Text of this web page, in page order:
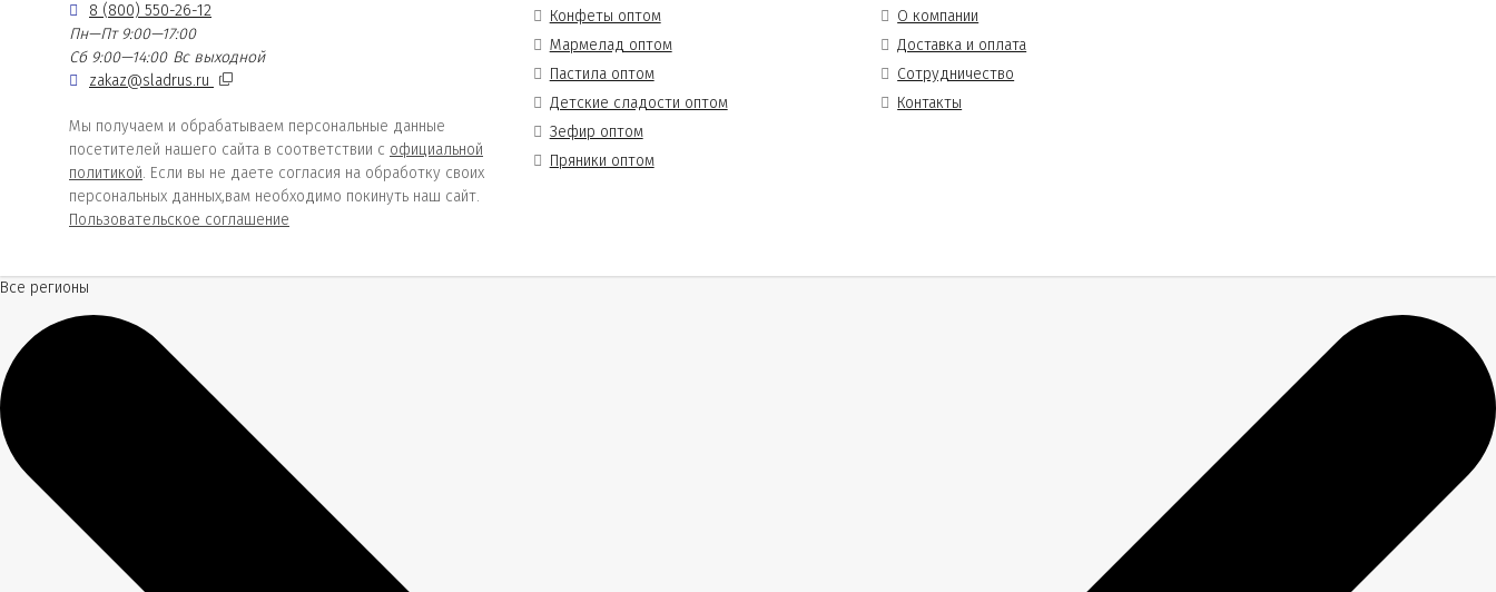
8 (800) 550-26-12
Пн—Пт 9:00—17:00
Сб 9:00—14:00 Вс выходной
zakaz@sladrus.ru
Мы получаем и обрабатываем персональные данные
посетителей нашего сайта в соответствии с официальной
политикой. Если вы не даете согласия на обработку своих
персональных данных,вам необходимо покинуть наш сайт.
Пользовательское соглашение
Конфеты оптом
Мармелад оптом
Пастила оптом
Детские сладости оптом
Зефир оптом
Пряники оптом
О компании
Доставка и оплата
Сотрудничество
Контакты
Все регионы